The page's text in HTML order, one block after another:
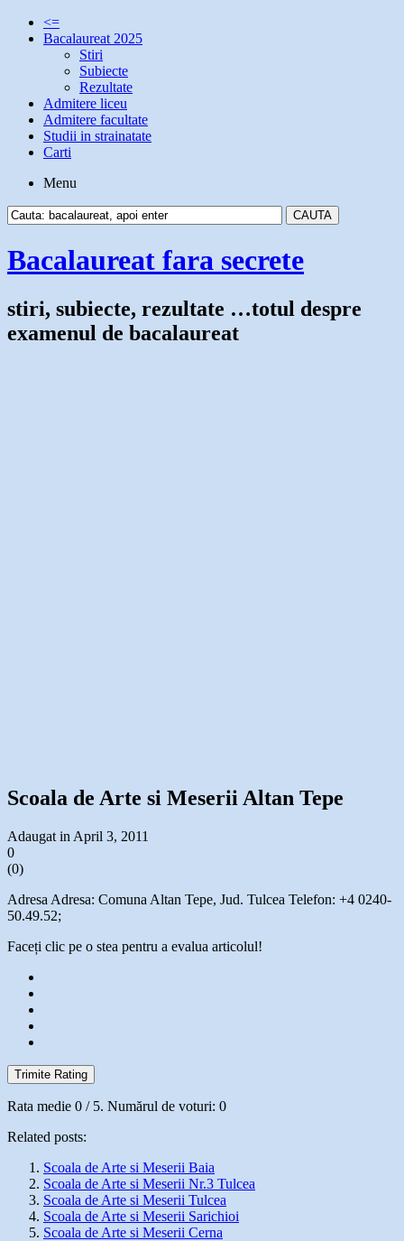
<=
Bacalaureat 2025
Stiri
Subiecte
Rezultate
Admitere liceu
Admitere facultate
Studii in strainatate
Carti
Menu
Bacalaureat fara secrete
stiri, subiecte, rezultate …totul despre
examenul de bacalaureat
Scoala de Arte si Meserii Altan Tepe
Adaugat in April 3, 2011
0
(0)
Adresa Adresa: Comuna Altan Tepe, Jud. Tulcea Telefon: +4 0240-
50.49.52;
Faceți clic pe o stea pentru a evalua articolul!
Trimite Rating
Rata medie 0 / 5. Numărul de voturi: 0
Related posts:
Scoala de Arte si Meserii Baia
Scoala de Arte si Meserii Nr.3 Tulcea
Scoala de Arte si Meserii Tulcea
Scoala de Arte si Meserii Sarichioi
Scoala de Arte si Meserii Cerna